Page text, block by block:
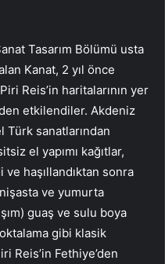
Tasarım Bölümü usta
Kanat, 2 yıl önce
Reis’in haritalarının yer
etkilendiler. Akdeniz
Türk sanatlarından
el yapımı kağıtlar,
haşıllandıktan sonra
ve yumurta
guaş ve sulu boya
gibi klasik
Reis’in Fethiye’den